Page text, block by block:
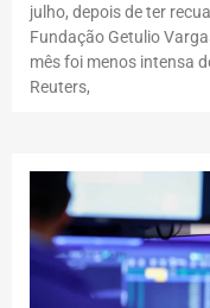
julho, depois de ter
Fundação Getulio
mês foi menos intensa
Reuters,